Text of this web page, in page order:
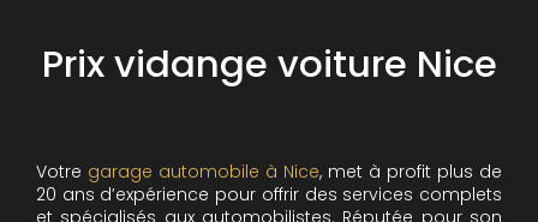
Prix vidange voiture Nice
Votre garage automobile à Nice, met à profit plus de
20 ans d’expérience pour offrir des services complets
et spécialisés aux automobilistes. Réputée pour son